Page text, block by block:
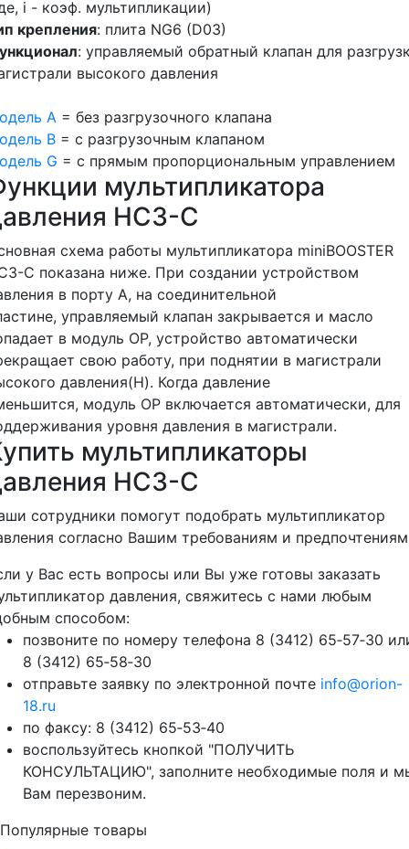
i - коэф. мультипликации)
крепления: плита NG6 (D03)
: управляемый обратный клапан для
высокого давления
A = без разгрузочного клапана
B = с разгрузочным клапаном
G = с прямым пропорциональным управлением
мультипликатора
HC3-C
схема работы мультипликатора miniBOOSTER
C показана ниже. При создании устройством
в порту А, на соединительной
управляемый клапан закрывается и масло
в модуль ОР, устройство автоматически
свою работу, при поднятии в магистрали
давления(Н). Когда давление
модуль ОР включается автоматически, для
уровня давления в магистрали.
мультипликаторы
HC3-C
сотрудники помогут подобрать мультипликатор
согласно Вашим требованиям и
у Вас есть вопросы или Вы уже готовы заказать
давления, свяжитесь с нами любым
способом:
позвоните по номеру телефона 8 (3412) 65‑57‑30
8 (3412) 65‑58‑30
отправьте заявку по электронной почте info@orion-
18.ru
по факсу: 8 (3412) 65‑53‑40
воспользуйтесь кнопкой "ПОЛУЧИТЬ
КОНСУЛЬТАЦИЮ", заполните необходимые поля и
Вам перезвоним.
Популярные товары